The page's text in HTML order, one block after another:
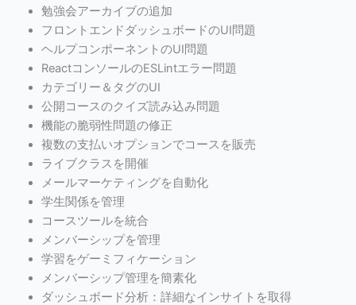
勉強会アーカイブの追加
フロントエンドダッシュボードのUI問題
ヘルプコンポーネントのUI問題
ReactコンソールのESLintエラー問題
カテゴリー＆タグのUI
公開コースのクイズ読み込み問題
機能の脆弱性問題の修正
複数の支払いオプションでコースを販売
ライブクラスを開催
メールマーケティングを自動化
学生関係を管理
コースツールを統合
メンバーシップを管理
学習をゲーミフィケーション
メンバーシップ管理を簡素化
ダッシュボード分析：詳細なインサイトを取得